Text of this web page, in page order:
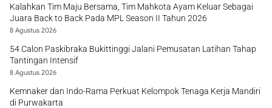
Kalahkan Tim Maju Bersama, Tim Mahkota Ayam Keluar Sebagai
Juara Back to Back Pada MPL Season II Tahun 2026
8 Agustus 2026
54 Calon Paskibraka Bukittinggi Jalani Pemusatan Latihan Tahap
Tantingan Intensif
8 Agustus 2026
Kemnaker dan Indo-Rama Perkuat Kelompok Tenaga Kerja Mandiri
di Purwakarta